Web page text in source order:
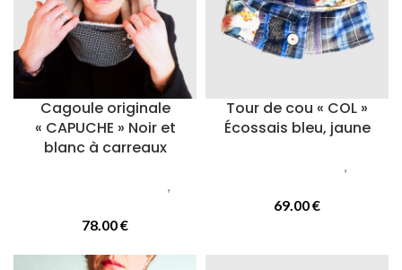
Cagoule originale
« CAPUCHE » Noir et
blanc à carreaux
,
78.00€
Tour de cou « COL »
Écossais bleu, jaune
,
69.00€